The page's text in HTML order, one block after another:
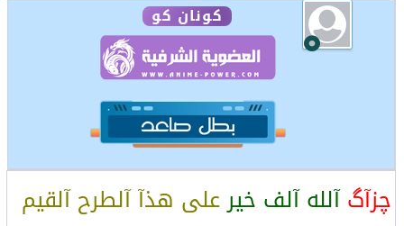
كونان كو
چزآگآلله آلف خيرعلى هذآ آلطرح آلقيم